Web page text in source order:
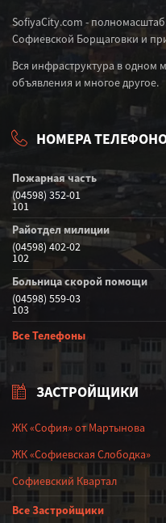
SofiyaCity.com -
Софиевской Борщаговки и
Вся инфраструктура в одном
объявления и многое другое.
НОМЕРА
Пожарная часть
(04598) 352-01
101
Райотдел милиции
(04598) 402-02
102
Больница скорой помощи
(04598) 559-03
103
Все Телефоны
ЗАСТРОЙЩИКИ
ЖК «София» от Мартынова
ЖК «Софиевская Слободка»
Софиевский Квартал
Все Застройщики